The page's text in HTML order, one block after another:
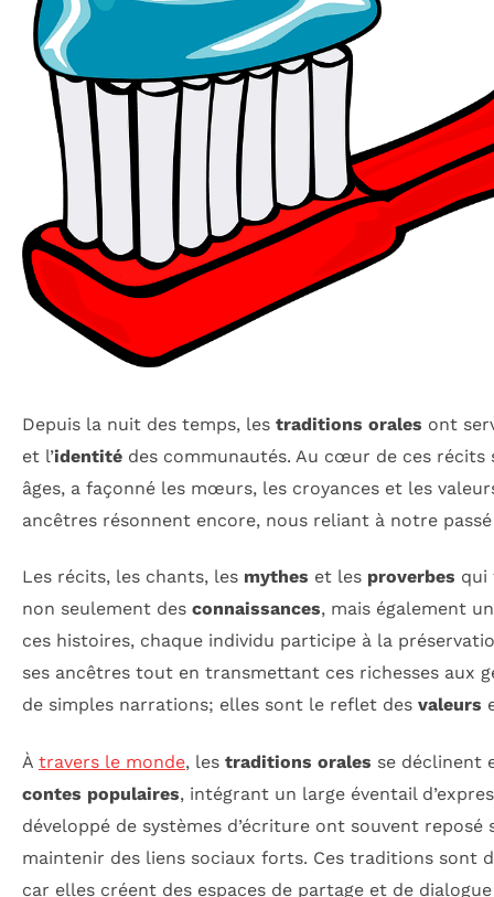
Depuis la nuit des temps, les traditions orales ont
et l’identité des communautés. Au cœur de ces récits
âges, a façonné les mœurs, les croyances et les
ancêtres résonnent encore, nous reliant à notre
Les récits, les chants, les mythes et les proverbes qui
non seulement des connaissances, mais également
ces histoires, chaque individu participe à la
ses ancêtres tout en transmettant ces richesses aux
de simples narrations; elles sont le reflet des valeurs
À travers le monde, les traditions orales se déclinent
contes populaires, intégrant un large éventail
développé de systèmes d’écriture ont souvent
maintenir des liens sociaux forts. Ces traditions sont
car elles créent des espaces de partage et de